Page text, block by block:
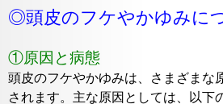
◎頭皮のフケやかゆみに
①原因と病態
頭皮のフケやかゆみは、さまざまな
されます。主な原因としては、以下